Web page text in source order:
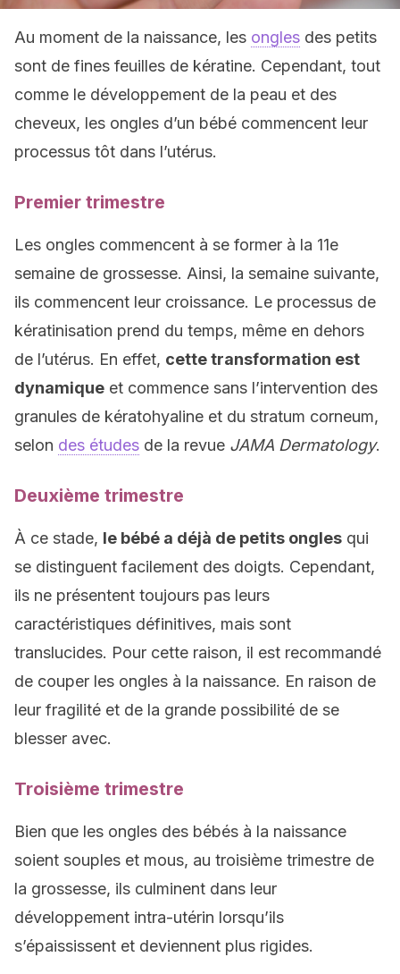
Au moment de la naissance, les ongles des petits
sont de fines feuilles de kératine. Cependant, tout
comme le développement de la peau et des
cheveux, les ongles d’un bébé commencent leur
processus tôt dans l’utérus.
Premier trimestre
Les ongles commencent à se former à la 11e
semaine de grossesse. Ainsi, la semaine suivante,
ils commencent leur croissance. Le processus de
kératinisation prend du temps, même en dehors
de l’utérus. En effet, cette transformation est
dynamique et commence sans l’intervention des
granules de kératohyaline et du stratum corneum,
selon des études de la revue JAMA Dermatology.
Deuxième trimestre
À ce stade, le bébé a déjà de petits ongles qui
se distinguent facilement des doigts. Cependant,
ils ne présentent toujours pas leurs
caractéristiques définitives, mais sont
translucides. Pour cette raison, il est recommandé
de couper les ongles à la naissance. En raison de
leur fragilité et de la grande possibilité de se
blesser avec.
Troisième trimestre
Bien que les ongles des bébés à la naissance
soient souples et mous, au troisième trimestre de
la grossesse, ils culminent dans leur
développement intra-utérin lorsqu’ils
s’épaississent et deviennent plus rigides.